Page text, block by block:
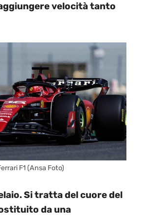
velocità tanto
F1 (Ansa Foto)
Si tratta del cuore del
da una